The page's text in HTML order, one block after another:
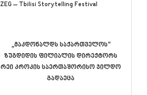
ZEG – Tbilisi Storytelling Festival
„მაკდონალდს საქართველოს“
ზუგდიდის ფილიალის დირექტორს
რეი კროკის საერთაშორისო ჯილდო
გადაეცა